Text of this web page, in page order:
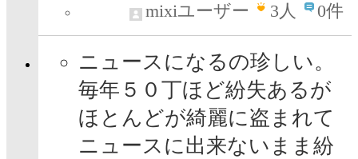
mixiユーザー
3人 0件
ニュースになるの珍しい。
毎年５０丁ほど紛失あるが
ほとんどが綺麗に盗まれて
ニュースに出来ないまま紛